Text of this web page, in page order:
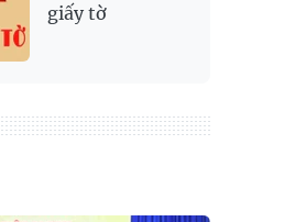
giấy tờ